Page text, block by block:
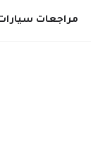
مراجعات